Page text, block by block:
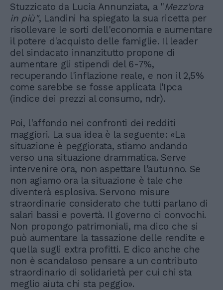
Stuzzicato da Lucia Annunziata, a "Mezz'ora
in più", Landini ha spiegato la sua ricetta per
risollevare le sorti dell'economia e aumentare
il potere d'acquisto delle famiglie. Il leader
del sindacato innanzitutto propone di
aumentare gli stipendi del 6-7%,
recuperando l'inflazione reale, e non il 2,5%
come sarebbe se fosse applicata l'Ipca
(indice dei prezzi al consumo, ndr).
Poi, l'affondo nei confronti dei redditi
maggiori. La sua idea è la seguente: «La
situazione è peggiorata, stiamo andando
verso una situazione drammatica. Serve
intervenire ora, non aspettare l'autunno. Se
non agiamo ora la situazione è tale che
diventerà esplosiva. Servono misure
straordinarie considerato che tutti parlano di
salari bassi e povertà. Il governo ci convochi.
Non propongo patrimoniali, ma dico che si
può aumentare la tassazione delle rendite e
quella sugli extra profitti. E dico anche che
non è scandaloso pensare a un contributo
straordinario di solidarietà per cui chi sta
meglio aiuta chi sta peggio».